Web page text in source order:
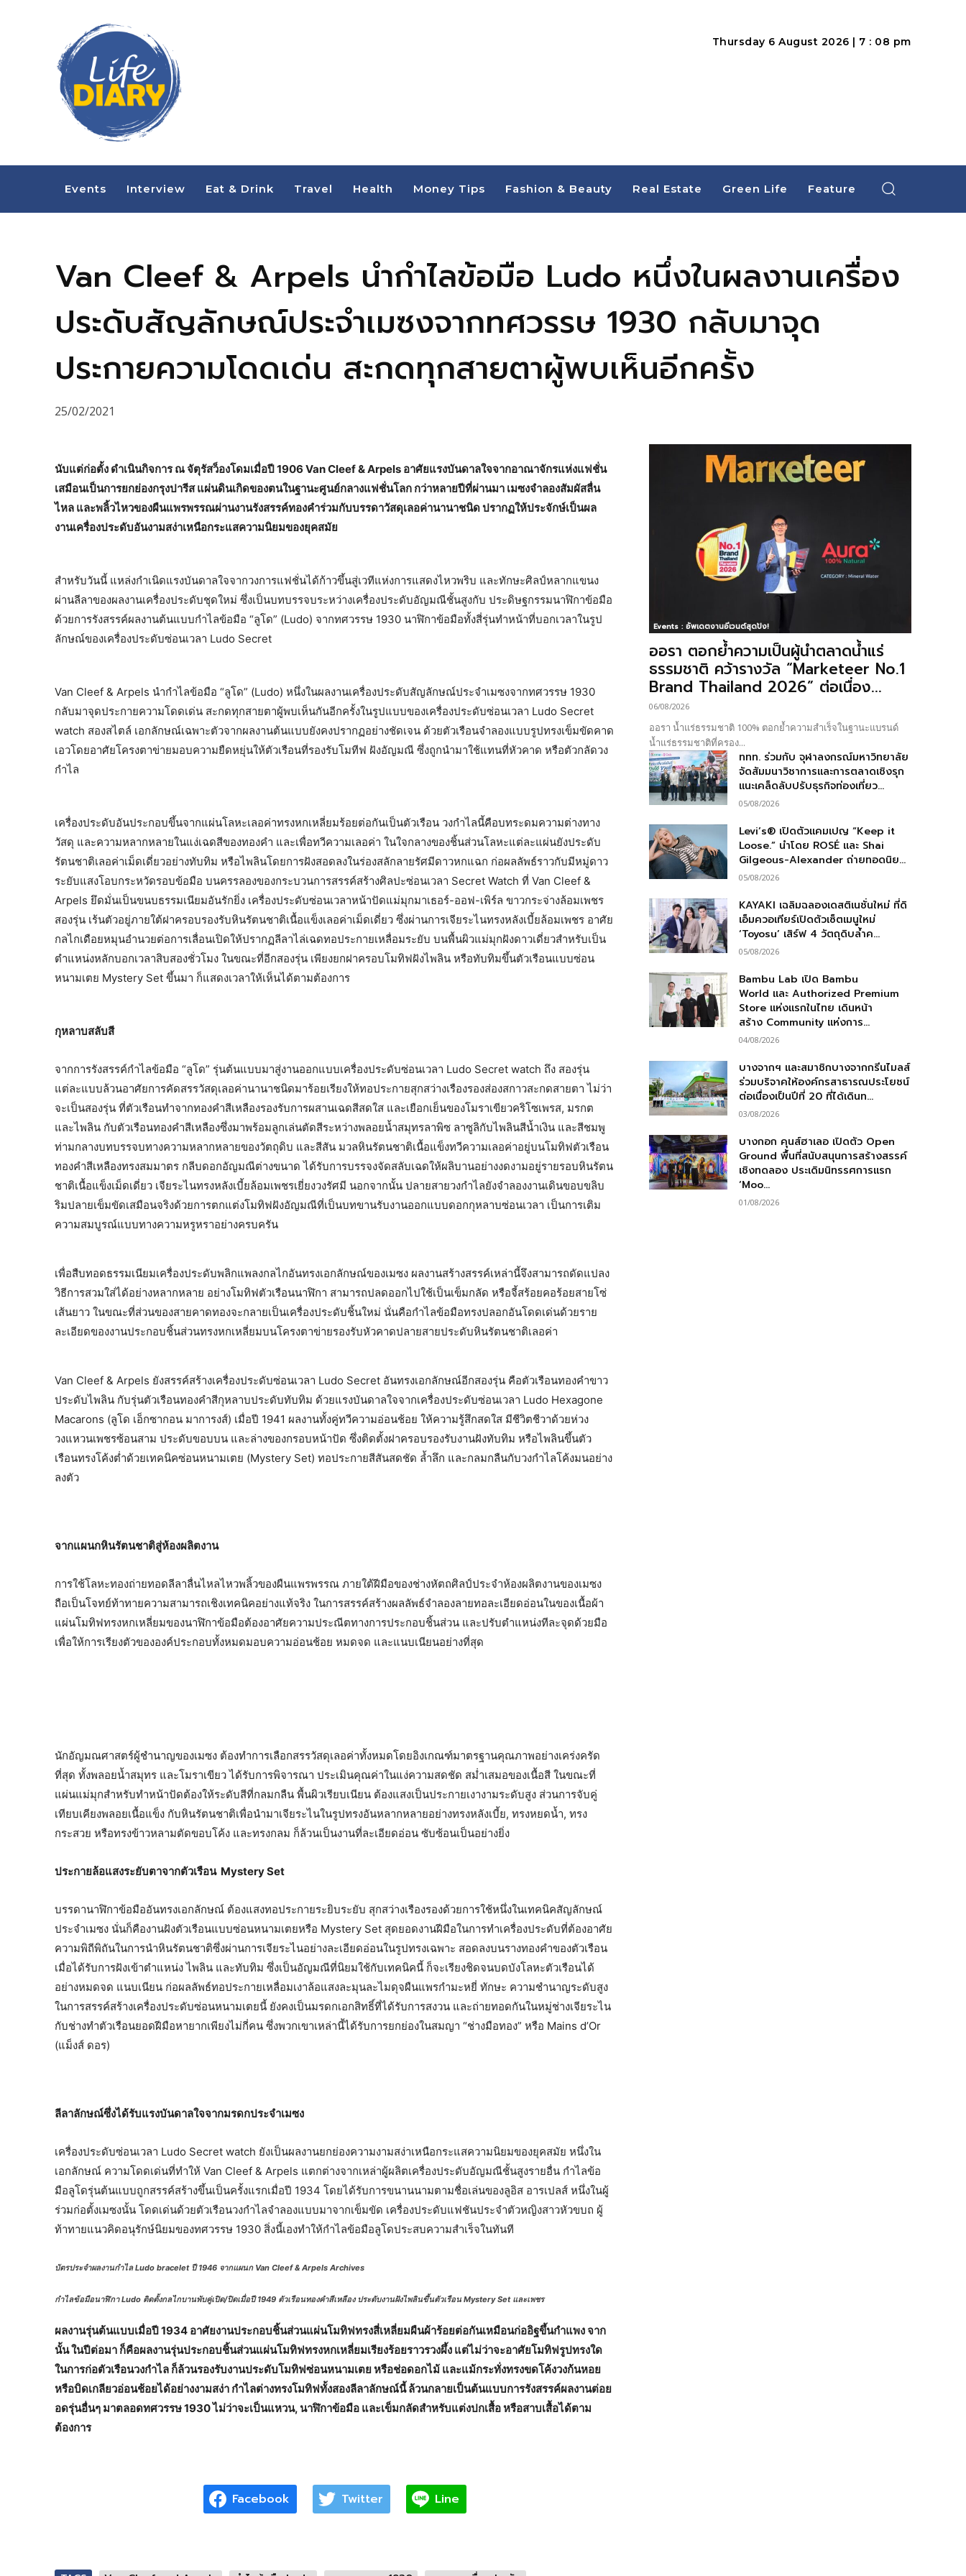
Thursday 6 August 2026 | 7 : 08 pm
Events Interview Eat & Drink Travel Health Money Tips Fashion & Beauty Real Estate Green Life Feature
Van Cleef & Arpels นำกำไลข้อมือ Ludo หนึ่งในผลงานเครื่อง
ประดับสัญลักษณ์ประจำเมซงจากทศวรรษ 1930 กลับมาจุด
ประกายความโดดเด่น สะกดทุกสายตาผู้พบเห็นอีกครั้ง
25/02/2021
นับแต่ก่อตั้ง ดำเนินกิจการ ณ จัตุรัสว็องโดมเมื่อปี 1906 Van Cleef & Arpels อาศัยแรงบันดาลใจจากอาณาจักรแห่งแฟชั่น
เสมือนเป็นการยกย่องกรุงปารีส แผ่นดินเกิดของตนในฐานะศูนย์กลางแฟชั่นโลก กว่าหลายปีที่ผ่านมา เมซงจำลองสัมผัสลื่น
ไหล และพลิ้วไหวของผืนแพรพรรณผ่านงานรังสรรค์ทองคำร่วมกับบรรดาวัสดุเลอค่านานาชนิด ปรากฏให้ประจักษ์เป็นผล
งานเครื่องประดับอันงามสง่าเหนือกระแสความนิยมของยุคสมัย
สำหรับวันนี้ แหล่งกำเนิดแรงบันดาลใจจากวงการแฟชั่นได้ก้าวขึ้นสู่เวทีแห่งการแสดงไหวพริบ และทักษะศิลป์หลากแขนง
ผ่านลีลาของผลงานเครื่องประดับชุดใหม่ ซึ่งเป็นบทบรรจบระหว่างเครื่องประดับอัญมณีชั้นสูงกับ ประดิษฐกรรมนาฬิกาข้อมือ
ด้วยการรังสรรค์ผลงานต้นแบบกำไลข้อมือ “ลูโด” (Ludo) จากทศวรรษ 1930 นาฬิกาข้อมือทั้งสี่รุ่นทำหน้าที่บอกเวลาในรูป
ลักษณ์ของเครื่องประดับซ่อนเวลา Ludo Secret
Van Cleef & Arpels นำกำไลข้อมือ “ลูโด” (Ludo) หนึ่งในผลงานเครื่องประดับสัญลักษณ์ประจำเมซงจากทศวรรษ 1930
กลับมาจุดประกายความโดดเด่น สะกดทุกสายตาผู้พบเห็นกันอีกครั้งในรูปแบบของเครื่องประดับซ่อนเวลา Ludo Secret
watch สองสไตล์ เอกลักษณ์เฉพาะตัวจากผลงานต้นแบบยังคงปรากฏอย่างชัดเจน ด้วยตัวเรือนจำลองแบบรูปทรงเข็มขัดคาด
เอวโดยอาศัยโครงตาข่ายมอบความยืดหยุ่นให้ตัวเรือนที่รองรับโมทีฟ ฝังอัญมณี ซึ่งถูกนำมาใช้แทนที่หัวคาด หรือตัวกลัดวง
กำไล
เครื่องประดับอันประกอบขึ้นจากแผ่นโลหะเลอค่าทรงหกเหลี่ยมร้อยต่อกันเป็นตัวเรือน วงกำไลนี้คือบทระดมความต่างทาง
วัสดุ และความหลากหลายในแง่เฉดสีของทองคำ และเพื่อทวีความเลอค่า ในใจกลางของชิ้นส่วนโลหะแต่ละแผ่นยังประดับ
รัตนชาติเลอค่าเม็ดเดี่ยวอย่างทับทิม หรือไพลินโดยการฝังสอดลงในร่องสลักลายรัศมีดาวหกแฉก ก่อผลลัพธ์ราวกับมีหมู่ดาว
ระยับแสงโอบกระหวัดรอบข้อมือ บนครรลองของกระบวนการสรรค์สร้างศิลปะซ่อนเวลา Secret Watch ที่ Van Cleef &
Arpels ยึดมั่นเป็นขนบธรรมเนียมอันรักยิ่ง เครื่องประดับซ่อนเวลาหน้าปัดแม่มุกมาเธอร์-ออฟ-เพิร์ล ขาวกระจ่างล้อมเพชร
สองรุ่น เร้นตัวอยู่ภายใต้ฝาครอบรองรับหินรัตนชาติเนื้อแข็งเลอค่าเม็ดเดี่ยว ซึ่งผ่านการเจียระไนทรงหลังเบี้ยล้อมเพชร อาศัย
กลไกเดือยหมุนอำนวยต่อการเลื่อนเปิดให้ปรากฏลีลาไล่เฉดทอประกายเหลื่อมระยับ บนพื้นผิวแม่มุกฝังดาวเดี่ยวสำหรับเป็น
ตำแหน่งหลักบอกเวลาสิบสองชั่วโมง ในขณะที่อีกสองรุ่น เพียงยกฝาครอบโมทิฟฝังไพลิน หรือทับทิมขึ้นตัวเรือนแบบซ่อน
หนามเตย Mystery Set ขึ้นมา ก็แสดงเวลาให้เห็นได้ตามต้องการ
กุหลาบสลับสี
จากการรังสรรค์กำไลข้อมือ “ลูโด” รุ่นต้นแบบมาสู่งานออกแบบเครื่องประดับซ่อนเวลา Ludo Secret watch ถึง สองรุ่น
แต่ละแบบล้วนอาศัยการคัดสรรวัสดุเลอค่านานาชนิดมาร้อยเรียงให้ทอประกายสุกสว่างเรืองรองส่องสกาวสะกดสายตา ไม่ว่า
จะเป็นสองรุ่น ที่ตัวเรือนทำจากทองคำสีเหลืองรองรับการผสานเฉดสีสดใส และเยือกเย็นของโมราเขียวคริโซเพรส, มรกต
และไพลิน กับตัวเรือนทองคำสีเหลืองซึ่งมาพร้อมลูกเล่นตัดสีระหว่างพลอยน้ำสมุทรลาพิซ ลาซูลิกับไพลินสีน้ำเงิน และสีชมพู
ท่ามกลางบทบรรจบทางความหลากหลายของวัตถุดิบ และสีสัน มวลหินรัตนชาติเนื้อแข็งทวีความเลอค่าอยู่บนโมทิฟตัวเรือน
ทองคำสีเหลืองทรงสมมาตร กลีบดอกอัญมณีต่างขนาด ได้รับการบรรจงจัดสลับเฉดให้ผลิบานอย่างงดงามอยู่รายรอบหินรัตน
ชาติเนื้อแข็งเม็ดเดี่ยว เจียระไนทรงหลังเบี้ยล้อมเพชรเยี่ยงวงรัศมี นอกจากนั้น ปลายสายวงกำไลยังจำลองงานเดินขอบขลิบ
ริมปลายเข็มขัดเสมือนจริงด้วยการตกแต่งโมทิฟฝังอัญมณีที่เป็นบทขานรับงานออกแบบดอกกุหลาบซ่อนเวลา เป็นการเติม
ความสมบูรณ์แบบทางความหรูหราอย่างครบครัน
เพื่อสืบทอดธรรมเนียมเครื่องประดับพลิกแพลงกลไกอันทรงเอกลักษณ์ของเมซง ผลงานสร้างสรรค์เหล่านี้จึงสามารถดัดแปลง
วิธีการสวมใส่ได้อย่างหลากหลาย อย่างโมทิฟตัวเรือนนาฬิกา สามารถปลดออกไปใช้เป็นเข็มกลัด หรือจี้สร้อยคอร้อยสายโซ่
เส้นยาว ในขณะที่ส่วนของสายคาดทองจะกลายเป็นเครื่องประดับชิ้นใหม่ นั่นคือกำไลข้อมือทรงปลอกอันโดดเด่นด้วยราย
ละเอียดของงานประกอบชิ้นส่วนทรงหกเหลี่ยมบนโครงตาข่ายรองรับหัวคาดปลายสายประดับหินรัตนชาติเลอค่า
Van Cleef & Arpels ยังสรรค์สร้างเครื่องประดับซ่อนเวลา Ludo Secret อันทรงเอกลักษณ์อีกสองรุ่น คือตัวเรือนทองคำขาว
ประดับไพลิน กับรุ่นตัวเรือนทองคำสีกุหลาบประดับทับทิม ด้วยแรงบันดาลใจจากเครื่องประดับซ่อนเวลา Ludo Hexagone
Macarons (ลูโด เอ็กซากอน มาการงส์) เมื่อปี 1941 ผลงานทั้งคู่ทวีความอ่อนช้อย ให้ความรู้สึกสดใส มีชีวิตชีวาด้วยห่วง
วงแหวนเพชรซ้อนสาม ประดับขอบบน และล่างของกรอบหน้าปัด ซึ่งติดตั้งฝาครอบรองรับงานฝังทับทิม หรือไพลินขึ้นตัว
เรือนทรงโค้งต่ำด้วยเทคนิคซ่อนหนามเตย (Mystery Set) ทอประกายสีสันสดชัด ล้ำลึก และกลมกลืนกับวงกำไลโค้งมนอย่าง
ลงตัว
จากแผนกหินรัตนชาติสู่ห้องผลิตงาน
การใช้โลหะทองถ่ายทอดลีลาลื่นไหลไหวพลิ้วของผืนแพรพรรณ ภายใต้ฝีมือของช่างหัตถศิลป์ประจำห้องผลิตงานของเมซง
ถือเป็นโจทย์ท้าทายความสามารถเชิงเทคนิคอย่างแท้จริง ในการสรรค์สร้างผลลัพธ์จำลองลายทอละเอียดอ่อนในของเนื้อผ้า
แผ่นโมทิฟทรงหกเหลี่ยมของนาฬิกาข้อมือต้องอาศัยความประณีตทางการประกอบชิ้นส่วน และปรับตำแหน่งทีละจุดด้วยมือ
เพื่อให้การเรียงตัวขององค์ประกอบทั้งหมดมอบความอ่อนช้อย หมดจด และแนบเนียนอย่างที่สุด
นักอัญมณศาสตร์ผู้ชำนาญของเมซง ต้องทำการเลือกสรรวัสดุเลอค่าทั้งหมดโดยอิงเกณฑ์มาตรฐานคุณภาพอย่างเคร่งครัด
ที่สุด ทั้งพลอยน้ำสมุทร และโมราเขียว ได้รับการพิจารณา ประเมินคุณค่าในแง่ความสดชัด สม่ำเสมอของเนื้อสี ในขณะที่
แผ่นแม่มุกสำหรับทำหน้าปัดต้องให้ระดับสีที่กลมกลืน พื้นผิวเรียบเนียน ต้องแสงเป็นประกายเงางามระดับสูง ส่วนการจับคู่
เทียบเคียงพลอยเนื้อแข็ง กับหินรัตนชาติเพื่อนำมาเจียระไนในรูปทรงอันหลากหลายอย่างทรงหลังเบี้ย, ทรงหยดน้ำ, ทรง
กระสวย หรือทรงข้าวหลามตัดขอบโค้ง และทรงกลม ก็ล้วนเป็นงานที่ละเอียดอ่อน ซับซ้อนเป็นอย่างยิ่ง
ประกายล้อแสงระยับตาจากตัวเรือน Mystery Set
บรรดานาฬิกาข้อมืออันทรงเอกลักษณ์ ต้องแสงทอประกายระยิบระยับ สุกสว่างเรืองรองด้วยการใช้หนึ่งในเทคนิคสัญลักษณ์
ประจำเมซง นั่นก็คืองานฝังตัวเรือนแบบซ่อนหนามเตยหรือ Mystery Set สุดยอดงานฝีมือในการทำเครื่องประดับที่ต้องอาศัย
ความพิถีพิถันในการนำหินรัตนชาติซึ่งผ่านการเจียระไนอย่างละเอียดอ่อนในรูปทรงเฉพาะ สอดลงบนรางทองคำของตัวเรือน
เมื่อได้รับการฝังเข้าตำแหน่ง ไพลิน และทับทิม ซึ่งเป็นอัญมณีที่นิยมใช้กับเทคนิคนี้ ก็จะเรียงชิดจนบดบังโลหะตัวเรือนได้
อย่างหมดจด แนบเนียน ก่อผลลัพธ์ทอประกายเหลื่อมเงาล้อแสงละมุนละไมดุจผืนแพรกำมะหยี่ ทักษะ ความชำนาญระดับสูง
ในการสรรค์สร้างเครื่องประดับซ่อนหนามเตยนี้ ยังคงเป็นมรดกเอกสิทธิ์ที่ได้รับการสงวน และถ่ายทอดกันในหมู่ช่างเจียระไน
กับช่างทำตัวเรือนยอดฝีมือหายากเพียงไม่กี่คน ซึ่งพวกเขาเหล่านี้ได้รับการยกย่องในสมญา “ช่างมือทอง” หรือ Mains d’Or
(แม็งส์ ดอร)
ลีลาลักษณ์ซึ่งได้รับแรงบันดาลใจจากมรดกประจำเมซง
เครื่องประดับซ่อนเวลา Ludo Secret watch ยังเป็นผลงานยกย่องความงามสง่าเหนือกระแสความนิยมของยุคสมัย หนึ่งใน
เอกลักษณ์ ความโดดเด่นที่ทำให้ Van Cleef & Arpels แตกต่างจากเหล่าผู้ผลิตเครื่องประดับอัญมณีชั้นสูงรายอื่น กำไลข้อ
มือลูโดรุ่นต้นแบบถูกสรรค์สร้างขึ้นเป็นครั้งแรกเมื่อปี 1934 โดยได้รับการขนานนามตามชื่อเล่นของลูอิส อารเปลส์ หนึ่งในผู้
ร่วมก่อตั้งเมซงนั้น โดดเด่นด้วยตัวเรือนวงกำไลจำลองแบบมาจากเข็มขัด เครื่องประดับแฟชันประจำตัวหญิงสาวหัวขบถ ผู้
ท้าทายแนวคิดอนุรักษ์นิยมของทศวรรษ 1930 สิ่งนี้เองทำให้กำไลข้อมือลูโดประสบความสำเร็จในทันที
บัตรประจำผลงานกำไล Ludo bracelet ปี 1946 จากแผนก Van Cleef & Arpels Archives
กำไลข้อมือนาฬิกา Ludo ติดตั้งกลไกบานพับคู่เปิด/ปิดเมื่อปี 1949 ตัวเรือนทองคำสีเหลือง ประดับงานฝังไพลินขึ้นตัวเรือน Mystery Set และเพชร
ผลงานรุ่นต้นแบบเมื่อปี 1934 อาศัยงานประกอบชิ้นส่วนแผ่นโมทิฟทรงสี่เหลี่ยมผืนผ้าร้อยต่อกันเหมือนก่ออิฐขึ้นกำแพง จาก
นั้น ในปีต่อมา ก็คือผลงานรุ่นประกอบชิ้นส่วนแผ่นโมทิฟทรงหกเหลี่ยมเรียงร้อยราวรวงผึ้ง แต่ไม่ว่าจะอาศัยโมทิฟรูปทรงใด
ในการก่อตัวเรือนวงกำไล ก็ล้วนรองรับงานประดับโมทิฟซ่อนหนามเตย หรือช่อดอกไม้ และแม้กระทั่งทรงขดโค้งวงก้นหอย
หรือบิดเกลียวอ่อนช้อยได้อย่างงามสง่า กำไลต่างทรงโมทิฟทั้งสองลีลาลักษณ์นี้ ล้วนกลายเป็นต้นแบบการรังสรรค์ผลงานต่อย
อดรุ่นอื่นๆ มาตลอดทศวรรษ 1930 ไม่ว่าจะเป็นแหวน, นาฬิกาข้อมือ และเข็มกลัดสำหรับแต่งปกเสื้อ หรือสาบเสื้อได้ตาม
ต้องการ
Facebook Twitter Line
Events : อัพเดตงานอีเวนต์สุดปัง!
ออรา ตอกย้ำความเป็นผู้นำตลาดน้ำแร่
ธรรมชาติ คว้ารางวัล “Marketeer No.1
Brand Thailand 2026” ต่อเนื่อง...
06/08/2026
ออรา น้ำแร่ธรรมชาติ 100% ตอกย้ำความสำเร็จในฐานะแบรนด์
น้ำแร่ธรรมชาติที่ครอง...
ททท. ร่วมกับ จุฬาลงกรณ์มหาวิทยาลัย
จัดสัมมนาวิชาการและการตลาดเชิงรุก
แนะเคล็ดลับปรับธุรกิจท่องเที่ยว...
05/08/2026
Levi’s® เปิดตัวแคมเปญ “Keep it
Loose.” นำโดย ROSÉ และ Shai
Gilgeous-Alexander ถ่ายทอดนิย...
05/08/2026
KAYAKI เฉลิมฉลองเดสติเนชั่นใหม่ ที่ดิ
เอ็มควอเทียร์เปิดตัวเซ็ตเมนูใหม่
‘Toyosu’ เสิร์ฟ 4 วัตถุดิบล้ำค...
05/08/2026
Bambu Lab เปิด Bambu
World และ Authorized Premium
Store แห่งแรกในไทย เดินหน้า
สร้าง Community แห่งการ...
04/08/2026
บางจากฯ และสมาชิกบางจากกรีนไมลส์
ร่วมบริจาคให้องค์กรสาธารณประโยชน์
ต่อเนื่องเป็นปีที่ 20 ที่ได้เดินท...
03/08/2026
บางกอก คุนส์ฮาเลอ เปิดตัว Open
Ground พื้นที่สนับสนุนการสร้างสรรค์
เชิงทดลอง ประเดิมนิทรรศการแรก
‘Moo...
01/08/2026